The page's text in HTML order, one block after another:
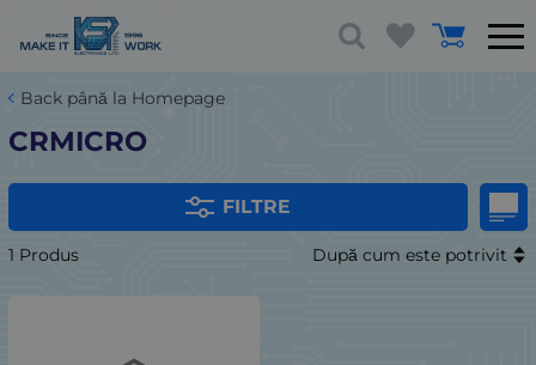
Back până la Homepage
CRMICRO
FILTRE
1 Produs După cum este potrivit